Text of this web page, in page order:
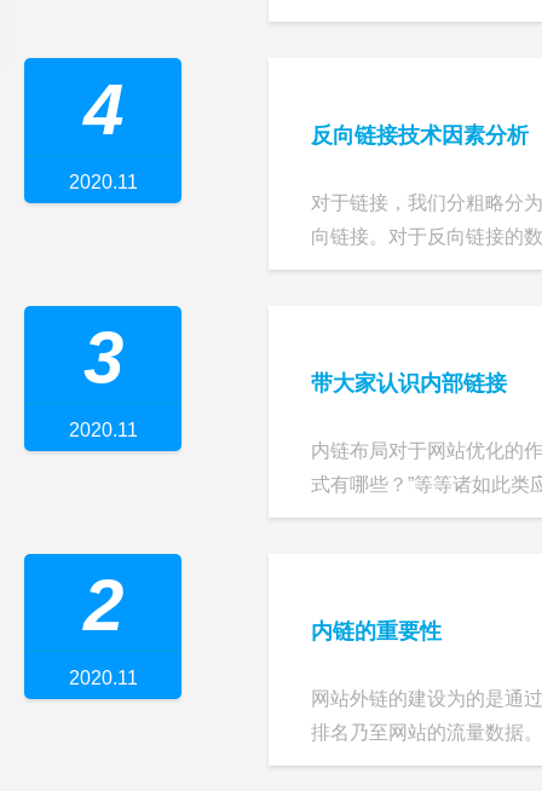
反向链接技术因素分析
对于链接，我们分粗略分
向链接。对于反向链接的
4
2020.11
带大家认识内部链接
内链布局对于网站优化的
式有哪些？”等等诸如此类
3
2020.11
内链的重要性
网站外链的建设为的是通
排名乃至网站的流量数据
2
2020.11